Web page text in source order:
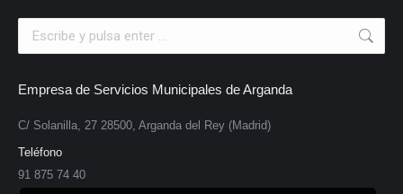
Empresa de Servicios Municipales de Arganda
C/ Solanilla, 27 28500, Arganda del Rey (Madrid)
Teléfono
91 875 74 40